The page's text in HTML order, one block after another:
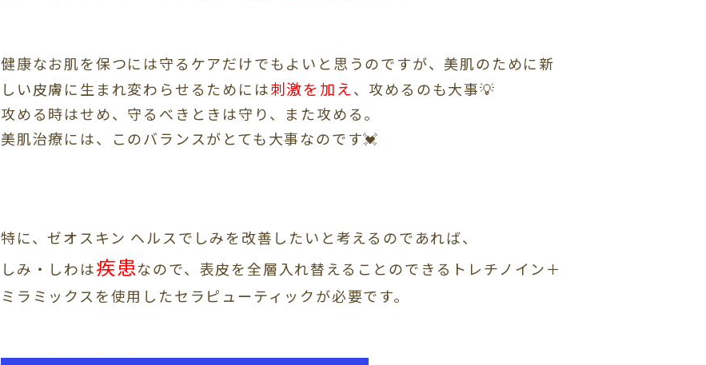
健康なお肌を保つには守るケアだけでもよいと思うのですが、美肌のために新
しい皮膚に生まれ変わらせるためには刺激を加え、攻めるのも大事💡
攻める時はせめ、守るべきときは守り、また攻める。
美肌治療には、このバランスがとても大事なのです💓
特に、ゼオスキン ヘルスでしみを改善したいと考えるのであれば、
しみ・しわは疾患なので、表皮を全層入れ替えることのできるトレチノイン＋
ミラミックスを使用したセラピューティックが必要です。